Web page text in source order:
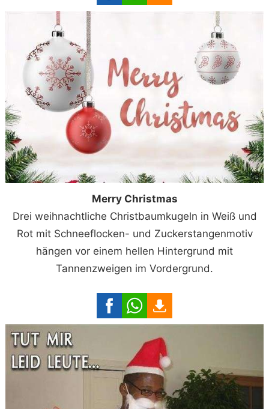
Merry Christmas
Drei weihnachtliche Christbaumkugeln in Weiß und
Rot mit Schneeflocken- und Zuckerstangenmotiv
hängen vor einem hellen Hintergrund mit
Tannenzweigen im Vordergrund.